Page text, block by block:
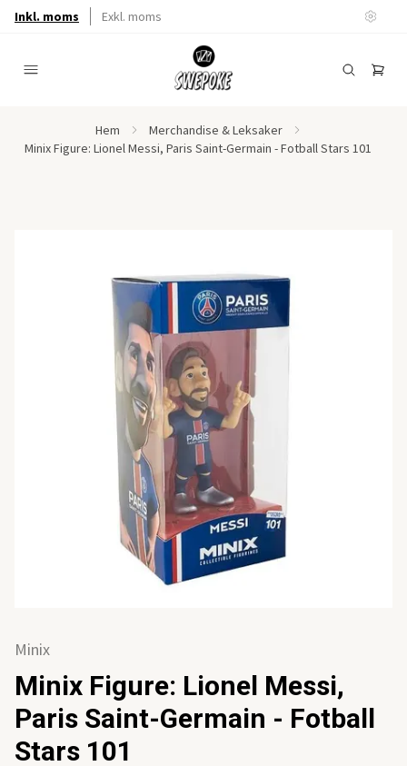
Inkl. moms Exkl. moms
Hem
Merchandise & Leksaker
Minix Figure: Lionel Messi, Paris Saint-Germain - Fotball Stars 101
Minix
Minix Figure: Lionel Messi,
Paris Saint-Germain - Fotball
Stars 101